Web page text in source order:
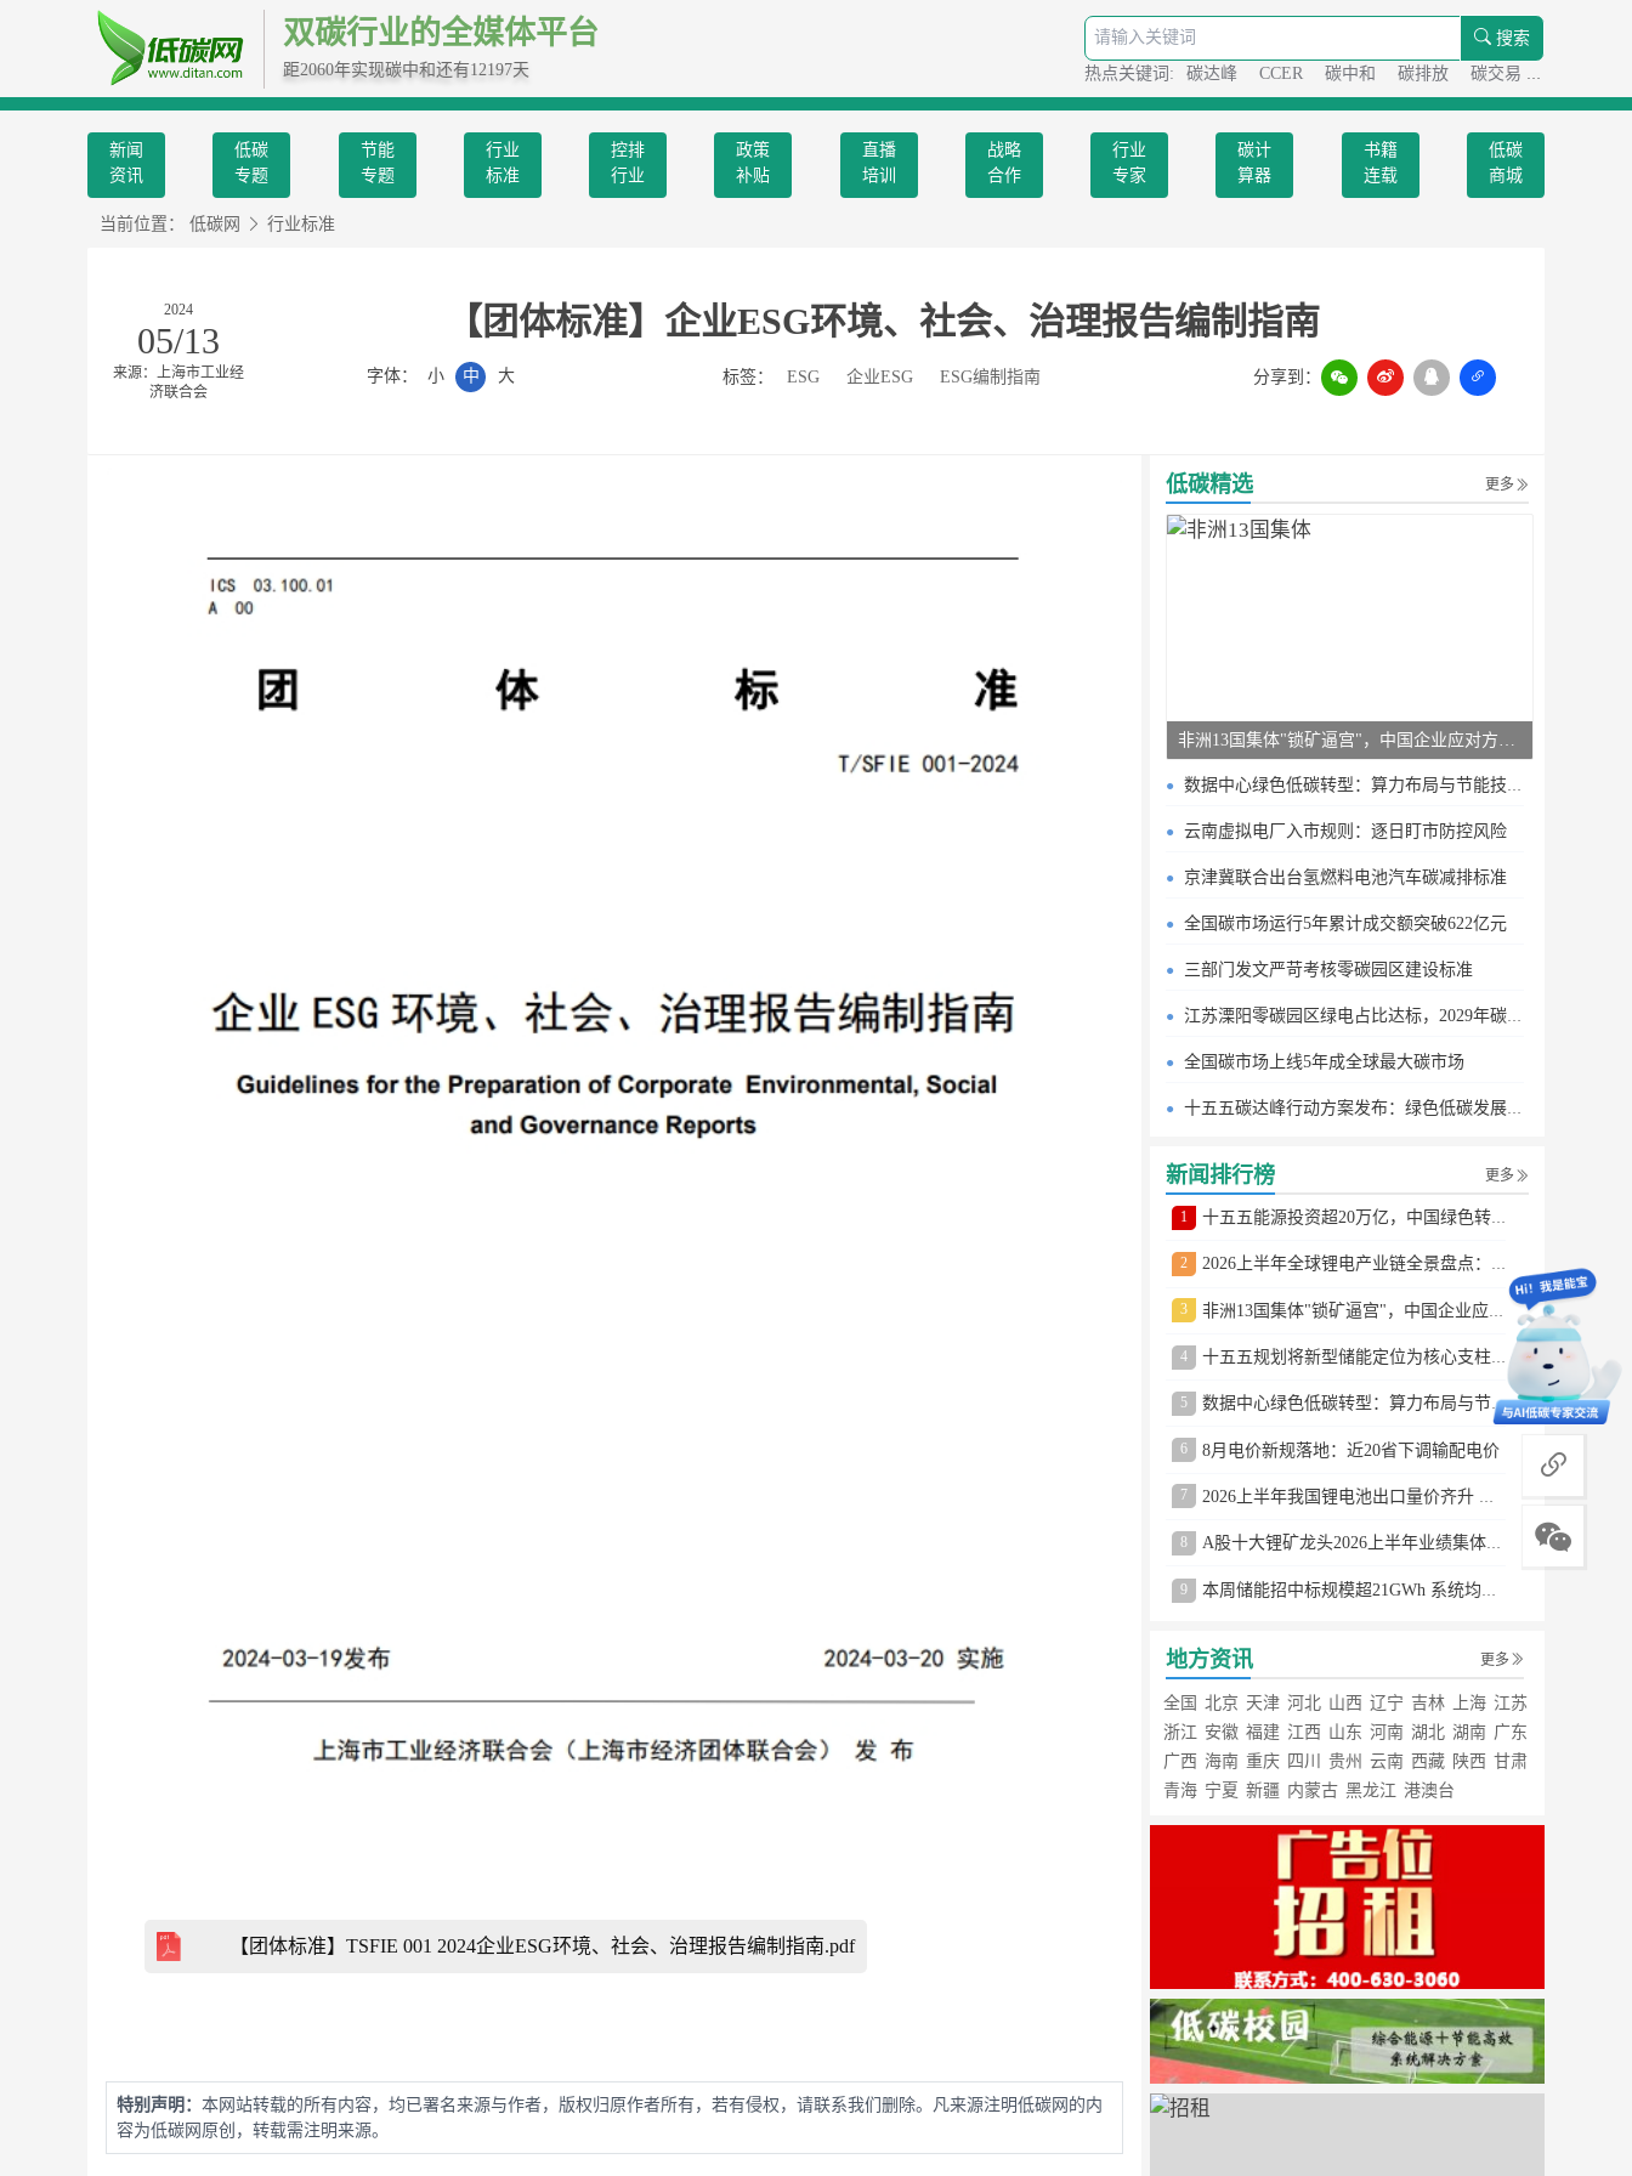
双碳行业的全媒体平台
距2060年实现碳中和还有12197天
搜索
热点关键词:
碳达峰 CCER 碳中和 碳排放 碳交易
新闻
资讯
低碳
专题
节能
专题
行业
标准
控排
行业
政策
补贴
直播
培训
战略
合作
行业
专家
碳计
算器
书籍
连载
低碳
商城
当前位置： 低碳网 行业标准
2024
05/13
来源：上海市工业经
济联合会
【团体标准】企业ESG环境、社会、治理报告编制指南
字体： 小 中 大 标签： ESG 企业ESG ESG编制指南 分享到：
【团体标准】TSFIE 001 2024企业ESG环境、社会、治理报告编制指南.pdf
特别声明： 本网站转载的所有内容，均已署名来源与作者，版权归原作者所有，若有侵权，请联系我们删除。凡来源注明低碳网的内
容为低碳网原创，转载需注明来源。
低碳精选 更多
非洲13国集体"锁矿逼宫"，中国企业应对方案曝光
数据中心绿色低碳转型：算力布局与节能技术突破
云南虚拟电厂入市规则：逐日盯市防控风险
京津冀联合出台氢燃料电池汽车碳减排标准
全国碳市场运行5年累计成交额突破622亿元
三部门发文严苛考核零碳园区建设标准
江苏溧阳零碳园区绿电占比达标，2029年碳排目标明确
全国碳市场上线5年成全球最大碳市场
十五五碳达峰行动方案发布：绿色低碳发展路线图
新闻排行榜 更多
1 十五五能源投资超20万亿，中国绿色转型提速
2 2026上半年全球锂电产业链全景盘点：储能爆发、整车出口高增、材料供需分化
3
4 十五五规划将新型储能定位为核心支柱产业
5 数据中心绿色低碳转型：算力布局与节能技术突破
6 8月电价新规落地：近20省下调输配电价
7 2026上半年我国锂电池出口量价齐升 德国成最大市场
8 A股十大锂矿龙头2026上半年业绩集体大涨
9 本周储能招中标规模超21GWh 系统均价0.79元/Wh
地方资讯 更多
全国 北京 天津 河北 山西 辽宁 吉林 上海 江苏
浙江 安徽 福建 江西 山东 河南 湖北 湖南 广东
广西 海南 重庆 四川 贵州 云南 西藏 陕西 甘肃
青海 宁夏 新疆 内蒙古 黑龙江 港澳台
商务合作